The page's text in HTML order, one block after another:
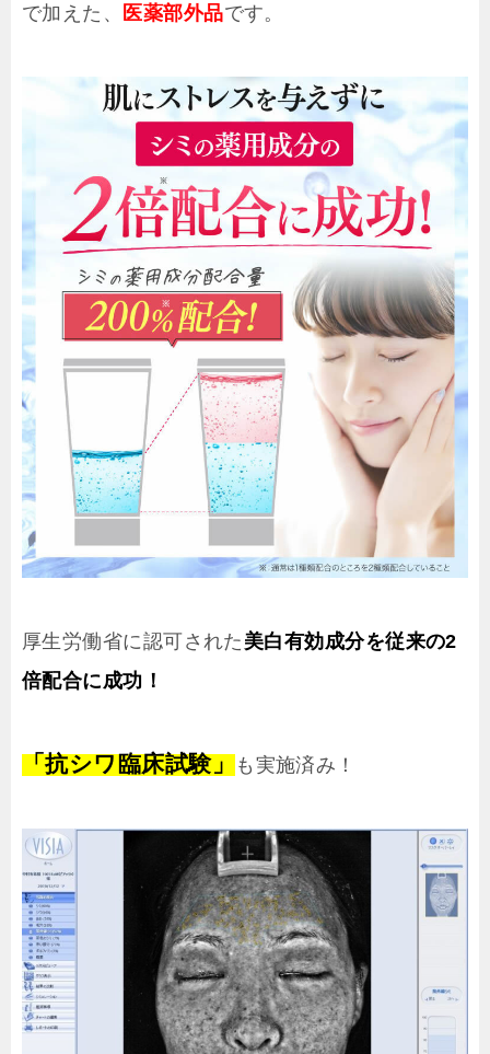
で加えた、
医薬部外品です。
厚生労働省に認可された 美白有効成分を従来の2
倍配合に成功！
「抗シワ臨床試験」 も実施済み！